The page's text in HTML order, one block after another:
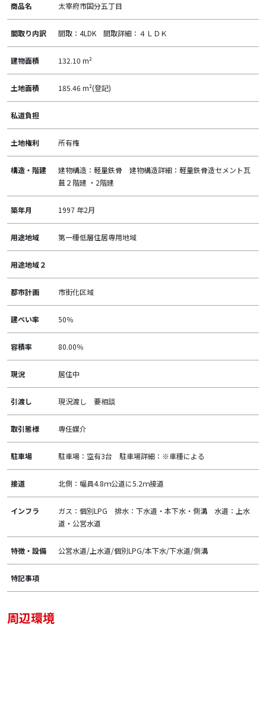
商品名 太宰府市国分五丁目
間取り内訳 間取：4LDK 間取詳細：４ＬＤＫ
建物面積 132.10 m²
土地面積 185.46 m²(登記)
私道負担
土地権利 所有権
構造・階建
建物構造：軽量鉄骨 建物構造詳細：軽量鉄骨造セメント瓦
葺２階建 ・2階建
築年月 1997 年2月
用途地域 第一種低層住居専用地域
用途地域２
都市計画 市街化区域
建ぺい率 50％
容積率 80.00％
現況 居住中
引渡し 現況渡し 要相談
取引態様 専任媒介
駐車場 駐車場：空有3台 駐車場詳細：※車種による
接道 北側：幅員4.8ｍ公道に5.2ｍ接道
インフラ
ガス：個別LPG 排水：下水道・本下水・側溝 水道：上水
道・公営水道
特徴・設備 公営水道/上水道/個別LPG/本下水/下水道/側溝
特記事項
周辺環境